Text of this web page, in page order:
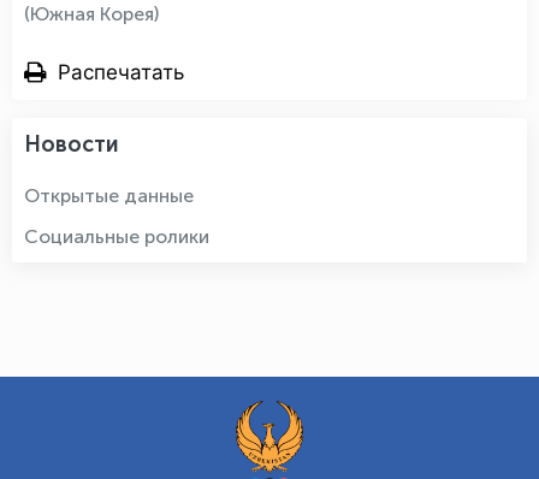
(Южная Корея)
Распечатать
Новости
Открытые данные
Социальные ролики